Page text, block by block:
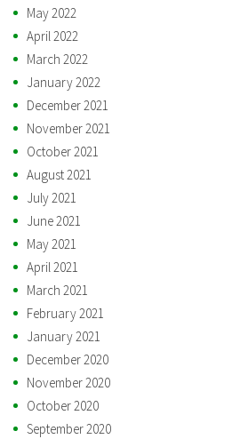
May 2022
April 2022
March 2022
January 2022
December 2021
November 2021
October 2021
August 2021
July 2021
June 2021
May 2021
April 2021
March 2021
February 2021
January 2021
December 2020
November 2020
October 2020
September 2020